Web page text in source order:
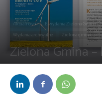
Aktualności E-wydania Zielona Gmina
Wydania archiwalne
Zielona gmina
Zielona Gmina